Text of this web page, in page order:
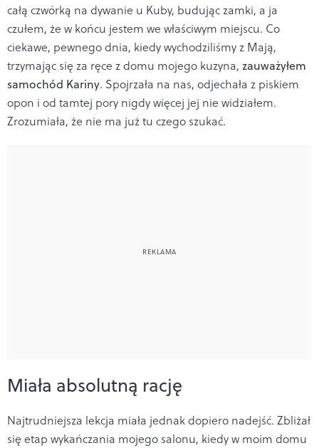
całą czwórką na dywanie u Kuby, budując zamki, a ja
czułem, że w końcu jestem we właściwym miejscu. Co
ciekawe, pewnego dnia, kiedy wychodziliśmy z Mają,
trzymając się za ręce z domu mojego kuzyna, zauważyłem
samochód Kariny. Spojrzała na nas, odjechała z piskiem
opon i od tamtej pory nigdy więcej jej nie widziałem.
Zrozumiała, że nie ma już tu czego szukać.
Miała absolutną rację
Najtrudniejsza lekcja miała jednak dopiero nadejść. Zbliżał
się etap wykańczania mojego salonu, kiedy w moim domu